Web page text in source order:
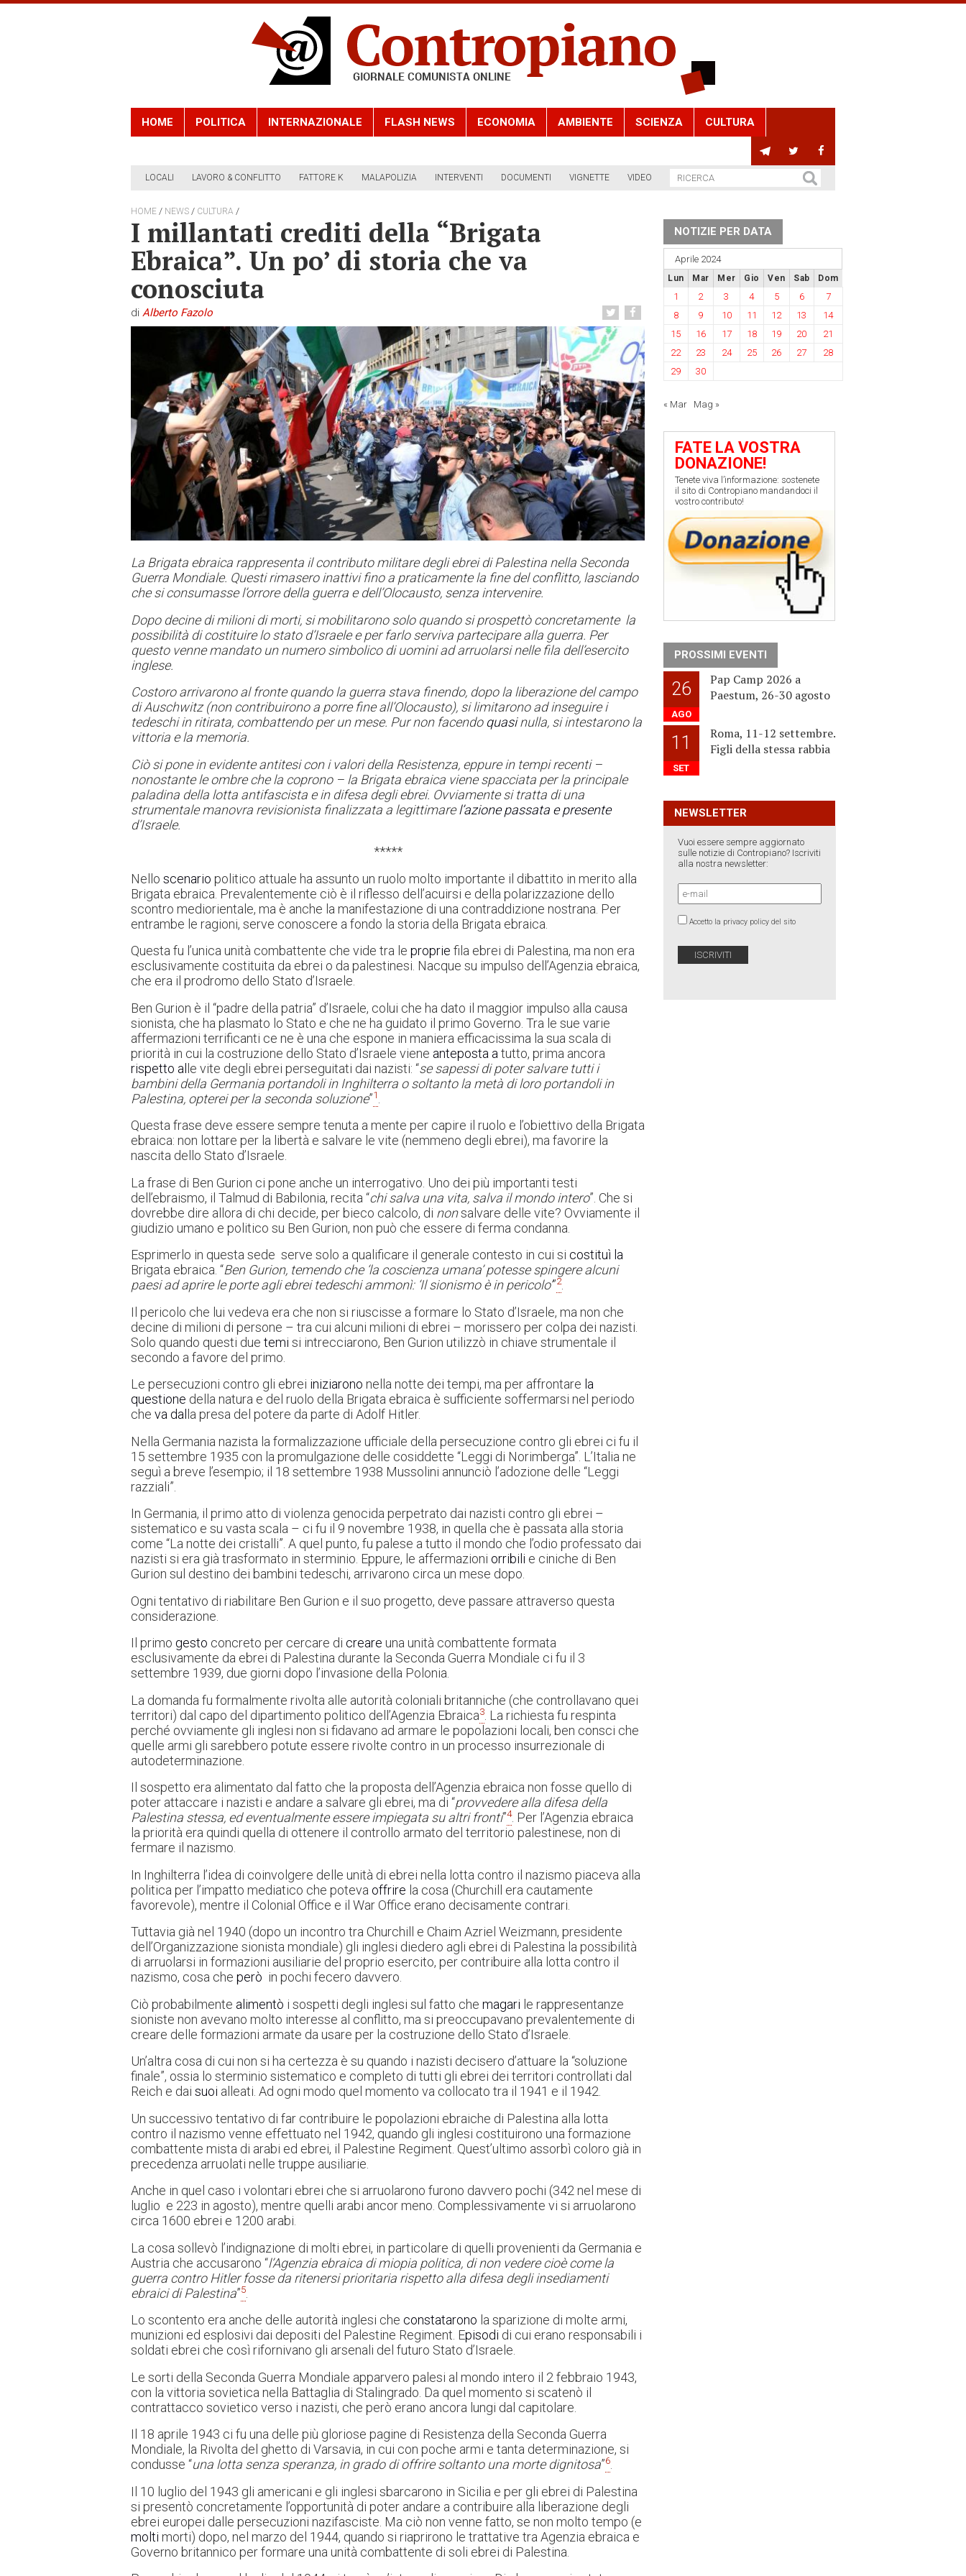
HOME POLITICA INTERNAZIONALE FLASH NEWS ECONOMIA AMBIENTE SCIENZA CULTURA
LOCALI LAVORO & CONFLITTO FATTORE K MALAPOLIZIA INTERVENTI DOCUMENTI VIGNETTE VIDEO
HOME / NEWS / CULTURA /
I millantati crediti della “Brigata
Ebraica”. Un po’ di storia che va
conosciuta
di Alberto Fazolo
La Brigata ebraica rappresenta il contributo militare degli ebrei di Palestina nella Seconda
Guerra Mondiale. Questi rimasero inattivi fino a praticamente la fine del conflitto, lasciando
che si consumasse l’orrore della guerra e dell’Olocausto, senza intervenire.
Dopo decine di milioni di morti, si mobilitarono solo quando si prospettò concretamente la
possibilità di costituire lo stato d’Israele e per farlo serviva partecipare alla guerra. Per
questo venne mandato un numero simbolico di uomini ad arruolarsi nelle fila dell’esercito
inglese.
Costoro arrivarono al fronte quando la guerra stava finendo, dopo la liberazione del campo
di Auschwitz (non contribuirono a porre fine all’Olocausto), si limitarono ad inseguire i
tedeschi in ritirata, combattendo per un mese. Pur non facendo quasinulla, si intestarono la
vittoria e la memoria.
Ciò si pone in evidente antitesi con i valori della Resistenza, eppure in tempi recenti –
nonostante le ombre che la coprono – la Brigata ebraica viene spacciata per la principale
paladina della lotta antifascista e in difesa degli ebrei. Ovviamente si tratta di una
strumentale manovra revisionista finalizzata a legittimarel’azione passata e presente
d’Israele.
*****
Nello scenario politico attuale ha assunto un ruolo molto importante il dibattito in merito alla
Brigata ebraica. Prevalentemente ciò è il riflesso dell’acuirsi e della polarizzazione dello
scontro mediorientale, ma è anche la manifestazione di una contraddizione nostrana. Per
entrambe le ragioni, serve conoscere a fondo la storia della Brigata ebraica.
Questa fu l’unica unità combattente che vide tra le proprie fila ebrei di Palestina, ma non era
esclusivamente costituita da ebrei o da palestinesi. Nacque su impulso dell’Agenzia ebraica,
che era il prodromo dello Stato d’Israele.
Ben Gurion è il “padre della patria” d’Israele, colui che ha dato il maggior impulso alla causa
sionista, che ha plasmato lo Stato e che ne ha guidato il primo Governo. Tra le sue varie
affermazioni terrificanti ce ne è una che espone in maniera efficacissima la sua scala di
priorità in cui la costruzione dello Stato d’Israele viene anteposta a tutto, prima ancora
rispetto alle vite degli ebrei perseguitati dai nazisti: “se sapessi di poter salvare tutti i
bambini della Germania portandoli in Inghilterra o soltanto la metà di loro portandoli in
Palestina, opterei per la seconda soluzione”1
Questa frase deve essere sempre tenuta a mente per capire il ruolo e l’obiettivo della Brigata
ebraica: non lottare per la libertà e salvare le vite (nemmeno degli ebrei), ma favorire la
nascita dello Stato d’Israele.
La frase di Ben Gurion ci pone anche un interrogativo. Uno dei più importanti testi
dell’ebraismo, il Talmud di Babilonia, recita “chi salva una vita, salva il mondo intero”. Che si
dovrebbe dire allora di chi decide, per bieco calcolo, di nonsalvare delle vite? Ovviamente il
giudizio umano e politico su Ben Gurion, non può che essere di ferma condanna.
Esprimerlo in questa sede serve solo a qualificare il generale contesto in cui si costituì la
Brigata ebraica. “Ben Gurion, temendo che ‘la coscienza umana’ potesse spingere alcuni
paesi ad aprire le porte agli ebrei tedeschi ammonì: ‘Il sionismo è in pericolo’”2.
Il pericolo che lui vedeva era che non si riuscisse a formare lo Stato d’Israele, ma non che
decine di milioni di persone – tra cui alcuni milioni di ebrei – morissero per colpa dei nazisti.
Solo quando questi due temi si intrecciarono, Ben Gurion utilizzò in chiave strumentale il
secondo a favore del primo.
Le persecuzioni contro gli ebrei iniziarono nella notte dei tempi, ma per affrontare la
questione della natura e del ruolo della Brigata ebraica è sufficiente soffermarsi nel periodo
che va dal la presa del potere da parte di Adolf Hitler.
Nella Germania nazista la formalizzazione ufficiale della persecuzione contro gli ebrei ci fu il
15 settembre 1935 con la promulgazione delle cosiddette “Leggi di Norimberga”. L’Italia ne
seguì a breve l’esempio; il 18 settembre 1938 Mussolini annunciò l’adozione delle “Leggi
razziali”.
In Germania, il primo atto di violenza genocida perpetrato dai nazisti contro gli ebrei –
sistematico e su vasta scala – ci fu il 9 novembre 1938, in quella che è passata alla storia
come “La notte dei cristalli”. A quel punto, fu palese a tutto il mondo che l’odio professato dai
nazisti si era già trasformato in sterminio. Eppure, le affermazioni orribili e ciniche di Ben
Gurion sul destino dei bambini tedeschi, arrivarono circa un mese dopo.
Ogni tentativo di riabilitare Ben Gurion e il suo progetto, deve passare attraverso questa
considerazione.
Il primo gesto concreto per cercare di creare una unità combattente formata
esclusivamente da ebrei di Palestina durante la Seconda Guerra Mondiale ci fu il 3
settembre 1939, due giorni dopo l’invasione della Polonia.
La domanda fu formalmente rivolta alle autorità coloniali britanniche (che controllavano quei
territori) dal capo del dipartimento politico dell’Agenzia Ebraica3 . La richiesta fu respinta
perché ovviamente gli inglesi non si fidavano ad armare le popolazioni locali, ben consci che
quelle armi gli sarebbero potute essere rivolte contro in un processo insurrezionale di
autodeterminazione.
Il sospetto era alimentato dal fatto che la proposta dell’Agenzia ebraica non fosse quello di
poter attaccare i nazisti e andare a salvare gli ebrei, ma di “provvedere alla difesa della
Palestina stessa, ed eventualmente essere impiegata su altri fronti”4. Per l’Agenzia ebraica
la priorità era quindi quella di ottenere il controllo armato del territorio palestinese, non di
fermare il nazismo.
In Inghilterra l’idea di coinvolgere delle unità di ebrei nella lotta contro il nazismo piaceva alla
politica per l’impatto mediatico che poteva offrire la cosa (Churchill era cautamente
favorevole), mentre il Colonial Office e il War Office erano decisamente contrari.
Tuttavia già nel 1940 (dopo un incontro tra Churchill e Chaim Azriel Weizmann, presidente
dell’Organizzazione sionista mondiale) gli inglesi diedero agli ebrei di Palestina la possibilità
di arruolarsi in formazioni ausiliarie del proprio esercito, per contribuire alla lotta contro il
nazismo, cosa che però in pochi fecero davvero.
Ciò probabilmente alimentò i sospetti degli inglesi sul fatto che magari le rappresentanze
sioniste non avevano molto interesse al conflitto, ma si preoccupavano prevalentemente di
creare delle formazioni armate da usare per la costruzione dello Stato d’Israele.
Un’altra cosa di cui non si ha certezza è su quando i nazisti decisero d’attuare la “soluzione
finale”, ossia lo sterminio sistematico e completo di tutti gli ebrei dei territori controllati dal
Reich e dai suoi alleati. Ad ogni modo quel momento va collocato tra il 1941 e il 1942.
Un successivo tentativo di far contribuire le popolazioni ebraiche di Palestina alla lotta
contro il nazismo venne effettuato nel 1942, quando gli inglesi costituirono una formazione
combattente mista di arabi ed ebrei, il Palestine Regiment. Quest’ultimo assorbì coloro già in
precedenza arruolati nelle truppe ausiliarie.
Anche in quel caso i volontari ebrei che si arruolarono furono davvero pochi (342 nel mese di
luglio e 223 in agosto), mentre quelli arabi ancor meno. Complessivamente vi si arruolarono
circa 1600 ebrei e 1200 arabi.
La cosa sollevò l’indignazione di molti ebrei, in particolare di quelli provenienti da Germania e
Austria che accusarono “l’Agenzia ebraica di miopia politica, di non vedere cioè come la
guerra contro Hitler fosse da ritenersi prioritaria rispetto alla difesa degli insediamenti
ebraici di Palestina”5
Lo scontento era anche delle autorità inglesi che constatarono la sparizione di molte armi,
munizioni ed esplosivi dai depositi del Palestine Regiment. Episodi di cui erano responsabili i
soldati ebrei che così rifornivano gli arsenali del futuro Stato d’Israele.
Le sorti della Seconda Guerra Mondiale apparvero palesi al mondo intero il 2 febbraio 1943,
con la vittoria sovietica nella Battaglia di Stalingrado. Da quel momento si scatenò il
contrattacco sovietico verso i nazisti, che però erano ancora lungi dal capitolare.
Il 18 aprile 1943 ci fu una delle più gloriose pagine di Resistenza della Seconda Guerra
Mondiale, la Rivolta del ghetto di Varsavia, in cui con poche armi e tanta determinazione, si
condusse “una lotta senza speranza, in grado di offrire soltanto una morte dignitosa”6
Il 10 luglio del 1943 gli americani e gli inglesi sbarcarono in Sicilia e per gli ebrei di Palestina
si presentò concretamente l’opportunità di poter andare a contribuire alla liberazione degli
ebrei europei dalle persecuzioni nazifasciste. Ma ciò non venne fatto, se non molto tempo (e
molti morti) dopo, nel marzo del 1944, quando si riaprirono le trattative tra Agenzia ebraica e
Governo britannico per formare una unità combattente di soli ebrei di Palestina.
NOTIZIE PER DATA
Aprile 2024
Lun Mar Mer Gio Ven Sab Dom
1 2 3 4 5 6
7
8
9 10 11 12 13
14
15
16 17 18 19 20
21
22
23 24 25 26 27
28
29
30
« Mar Mag »
FATE LA VOSTRA
DONAZIONE!
Tenete viva l’informazione: sostenete
il sito di Contropiano mandandoci il
vostro contributo!
PROSSIMI EVENTI
26
AGO
Pap Camp 2026 a
Paestum, 26-30 agosto
11
SET
Roma, 11-12 settembre.
Figli della stessa rabbia
NEWSLETTER
Vuoi essere sempre aggiornato
sulle notizie di Contropiano? Iscriviti
alla nostra newsletter:
Accetto la privacy policy del sito